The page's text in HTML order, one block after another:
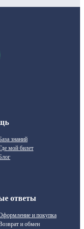
знаний
мой билет
ответы
и покупка
и обмен